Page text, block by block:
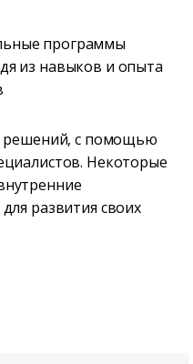
программы
из навыков и опыта
решений, с помощью
Некоторые
развития своих